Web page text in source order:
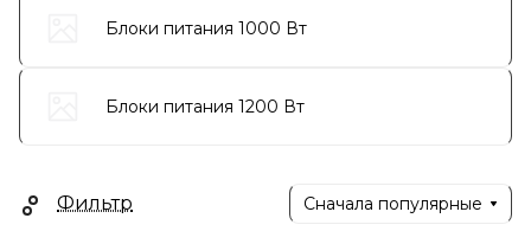
Блоки питания 1000 Вт
Блоки питания 1200 Вт
Фильтр Сначала популярные